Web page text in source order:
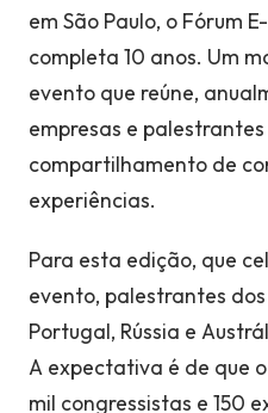
em São Paulo, o Fórum
completa 10 anos. Um
evento que reúne,
empresas e
compartilhamento de
experiências.
Para esta edição, que
evento, palestrantes
Portugal, Rússia e
A expectativa é de que
mil congressistas e 150